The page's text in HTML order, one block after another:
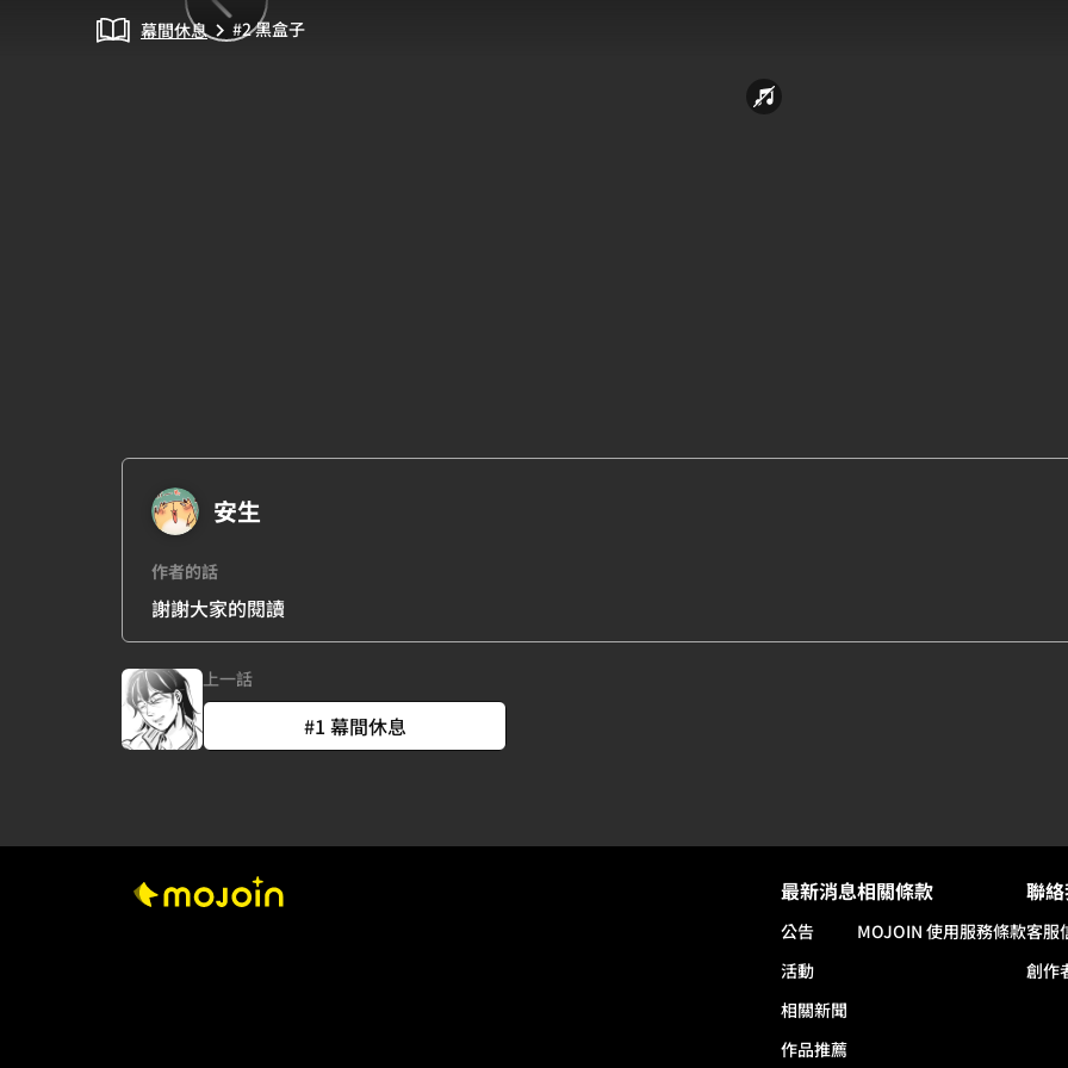
幕間休息chevron_right #2 黑盒子
安生
作者的話
謝謝大家的閱讀
上一話
#1 幕間休息
最新消息
公告
活動
相關新聞
作品推薦
相關條款
MOJOIN 使用服務條款
聯
客服
創作